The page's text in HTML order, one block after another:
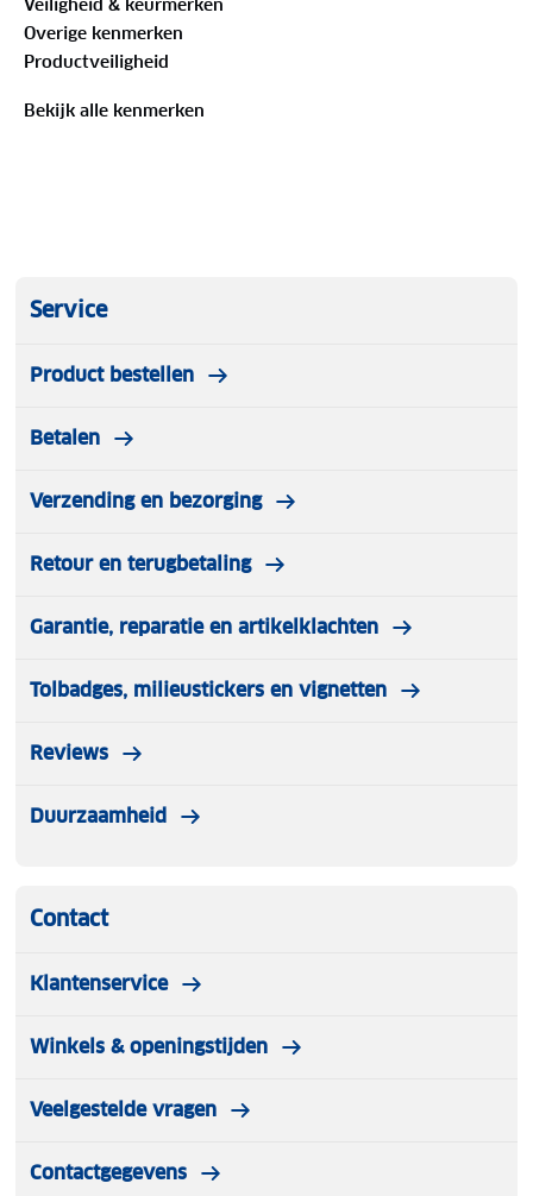
Veiligheid & keurmerken
Overige kenmerken
Productveiligheid
Bekijk alle kenmerken
Service
Product bestellen
Betalen
Verzending en bezorging
Retour en terugbetaling
Garantie, reparatie en artikelklachten
Tolbadges, milieustickers en vignetten
Reviews
Duurzaamheid
Contact
Klantenservice
Winkels & openingstijden
Veelgestelde vragen
Contactgegevens